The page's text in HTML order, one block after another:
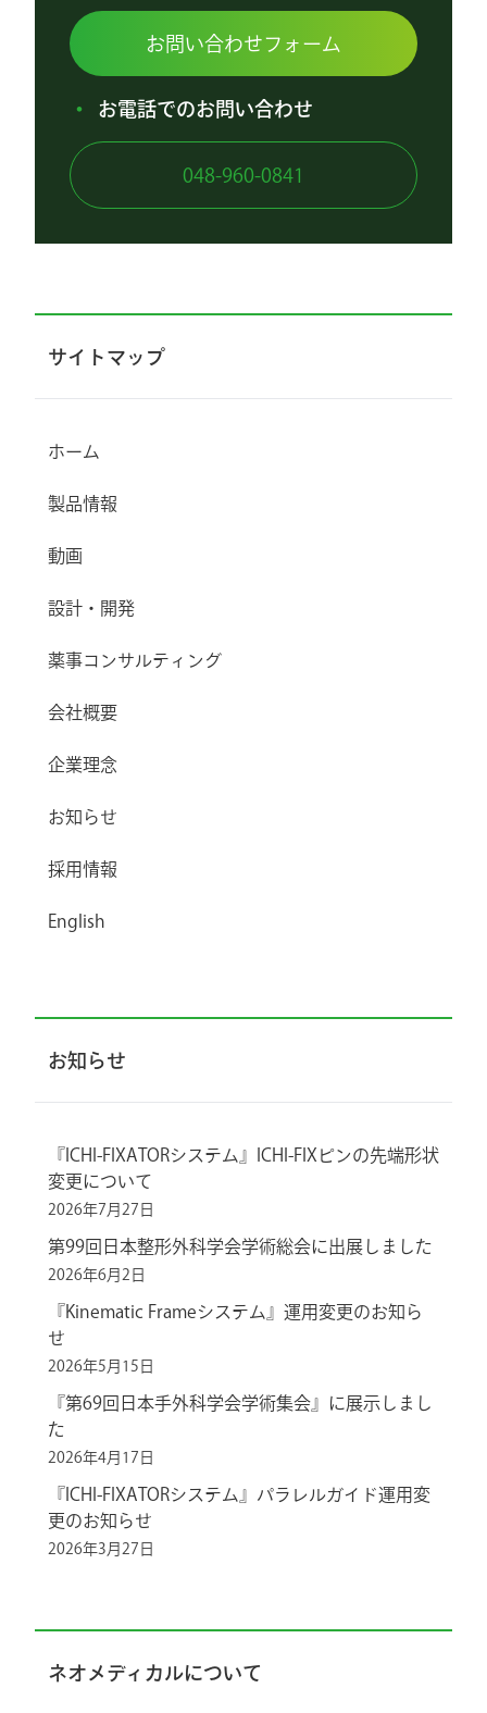
お問い合わせフォーム
お電話でのお問い合わせ
048-960-0841
サイトマップ
ホーム
製品情報
動画
設計・開発
薬事コンサルティング
会社概要
企業理念
お知らせ
採用情報
English
お知らせ
『ICHI-FIXATORシステム』ICHI-FIXピンの先端形状
変更について
2026年7月27日
第99回日本整形外科学会学術総会に出展しました
2026年6月2日
『Kinematic Frameシステム』運用変更のお知ら
せ
2026年5月15日
『第69回日本手外科学会学術集会』に展示しまし
た
2026年4月17日
『ICHI-FIXATORシステム』パラレルガイド運用変
更のお知らせ
2026年3月27日
ネオメディカルについて